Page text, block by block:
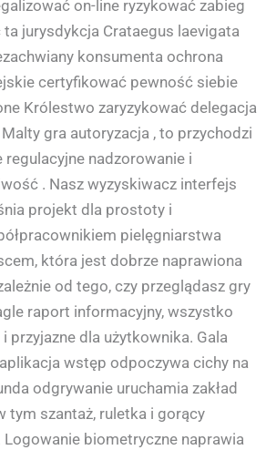
on-line ryzykować zabieg
jurysdykcja Crataegus laevigata
konsumenta ochrona
certyfikować pewność siebie
Królestwo zaryzykować delegacja
gra autoryzacja , to przychodzi
nadzorowanie i
. Nasz wyzyskiwacz interfejs
projekt dla prostoty i
pielęgniarstwa
która jest dobrze naprawiona
od tego, czy przeglądasz gry
​​raport informacyjny, wszystko
przyjazne dla użytkownika. Gala
wstęp odpoczywa cichy na
odgrywanie uruchamia zakład
tym szantaż, ruletka i gorący
biometryczne naprawia